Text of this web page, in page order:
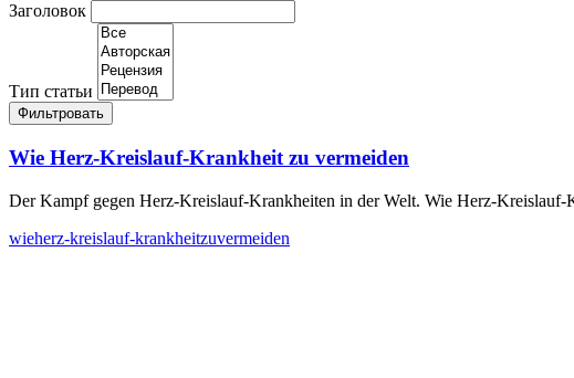
Заголовок
Тип статьи
Фильтровать
Wie Herz-Kreislauf-Krankheit zu vermeiden
Der Kampf gegen Herz-Kreislauf-Krankheiten in der Welt. Wie Herz-Kreislauf-
wieherz-kreislauf-krankheitzuvermeiden